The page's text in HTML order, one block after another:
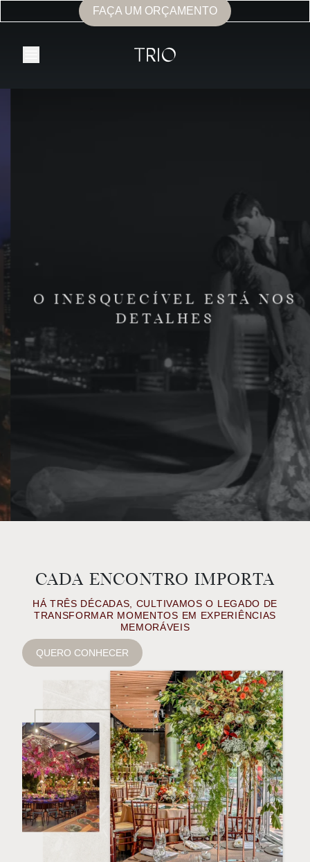
FAÇA UM ORÇAMENTO
O INESQUECÍVEL ESTÁ NOS
DETALHES
CADA ENCONTRO IMPORTA
HÁ TRÊS DÉCADAS, CULTIVAMOS O LEGADO DE
TRANSFORMAR MOMENTOS EM EXPERIÊNCIAS
MEMORÁVEIS
QUERO CONHECER